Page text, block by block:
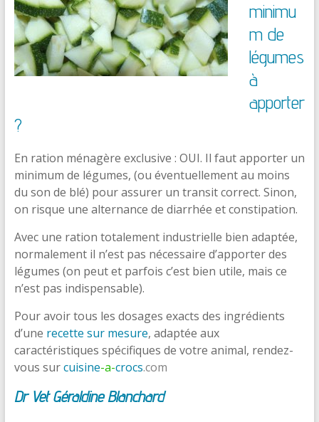
minimu
m de
légumes
à
apporter
?
En ration ménagère exclusive : OUI. Il faut apporter un
minimum de légumes, (ou éventuellement au moins
du son de blé) pour assurer un transit correct. Sinon,
on risque une alternance de diarrhée et constipation.
Avec une ration totalement industrielle bien adaptée,
normalement il n’est pas nécessaire d’apporter des
légumes (on peut et parfois c’est bien utile, mais ce
n’est pas indispensable).
Pour avoir tous les dosages exacts des ingrédients
d’une recette sur mesure, adaptée aux
caractéristiques spécifiques de votre animal, rendez-
vous surcuisine-a-crocs.com
Dr Vet Géraldine Blanchard